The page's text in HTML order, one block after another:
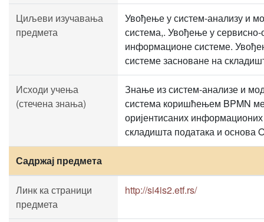
Циљеви изучавања
предмета
Увођење у систем-анализу и
система,. Увођење у сервисно-
информационе системе.
системе засноване на
Исходи учења
(стечена знања)
Знање из систем-анализе и
система коришћењем BPMN
оријентисаних
складишта података и основа
Садржај предмета
Линк ка страници
предмета
http://si4is2.etf.rs/